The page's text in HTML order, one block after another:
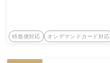
特急便対応 オンデマンドカード対応